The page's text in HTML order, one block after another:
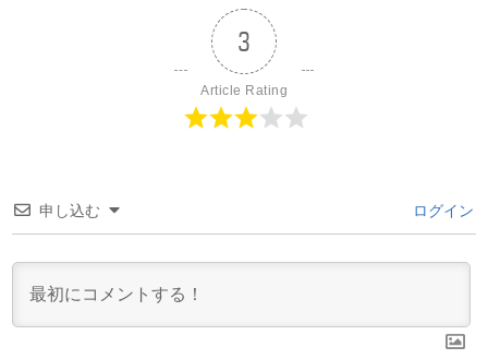
3
Article Rating
申し込む ログイン